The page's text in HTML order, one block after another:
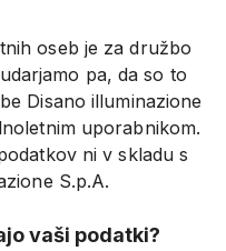
oseb je za družbo
pa, da so to
Disano illuminazione
uporabnikom.
ni v skladu s
S.p.A.
vaši podatki?